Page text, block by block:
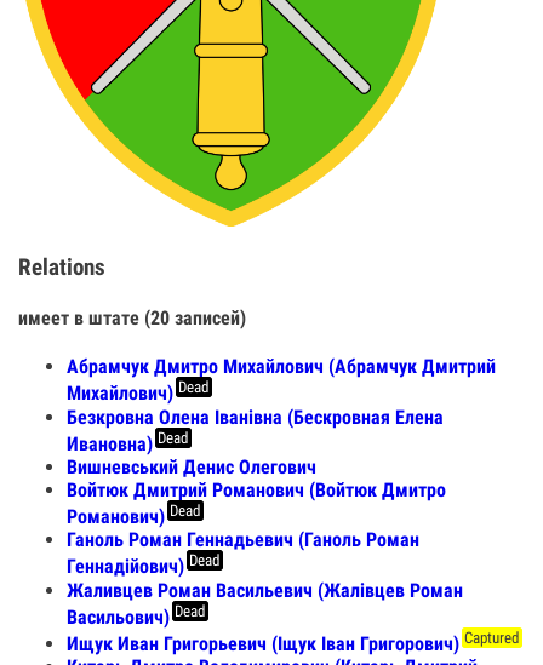
Relations
имеет в штате (20 записей)
Абрамчук Дмитро Михайлович (Абрамчук Дмитрий
Михайлович) Dead
Безкровна Олена Іванівна (Бескровная Елена
Ивановна) Dead
Вишневський Денис Олегович
Войтюк Дмитрий Романович (Войтюк Дмитро
Романович) Dead
Ганоль Роман Геннадьевич (Ганоль Роман
Геннадійович) Dead
Жаливцев Роман Васильевич (Жалівцев Роман
Васильович) Dead
Ищук Иван Григорьевич (Іщук Іван Григорович) Captured